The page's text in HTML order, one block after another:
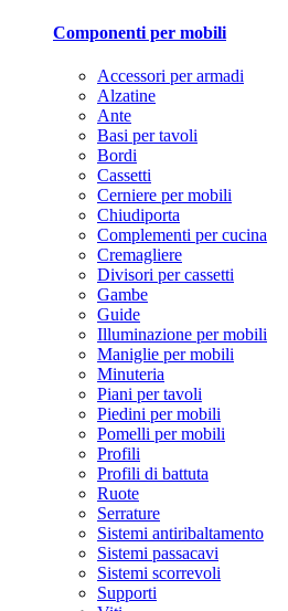
Componenti per mobili
Accessori per armadi
Alzatine
Ante
Basi per tavoli
Bordi
Cassetti
Cerniere per mobili
Chiudiporta
Complementi per cucina
Cremagliere
Divisori per cassetti
Gambe
Guide
Illuminazione per mobili
Maniglie per mobili
Minuteria
Piani per tavoli
Piedini per mobili
Pomelli per mobili
Profili
Profili di battuta
Ruote
Serrature
Sistemi antiribaltamento
Sistemi passacavi
Sistemi scorrevoli
Supporti